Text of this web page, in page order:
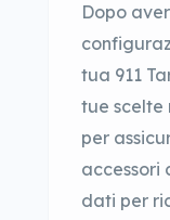
Dopo
tua 911
tue scelte
per
accessori
dati per